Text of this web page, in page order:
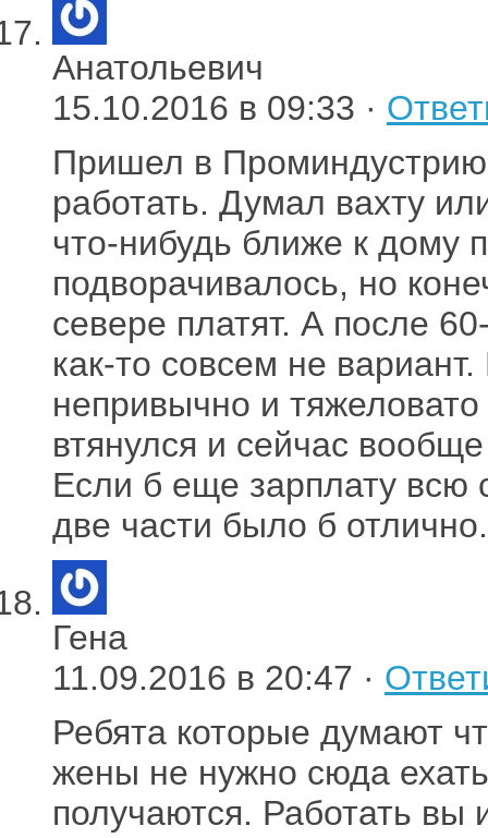
Анатольевич
15.10.2016 в 09:33 ·
Пришел в
работать. Думал вахту
что-нибудь ближе к дому
подворачивалось, но
севере платят. А после
как-то совсем не
непривычно и
втянулся и сейчас
Если б еще зарплату всю
две части было б отлично.
Гена
11.09.2016 в 20:47 ·
Ребята которые думают
жены не нужно сюда
получаются. Работать вы